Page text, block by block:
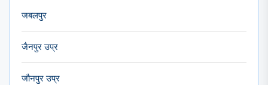
जबलपुर
जैनपुर उप्र
जौनपुर उप्र